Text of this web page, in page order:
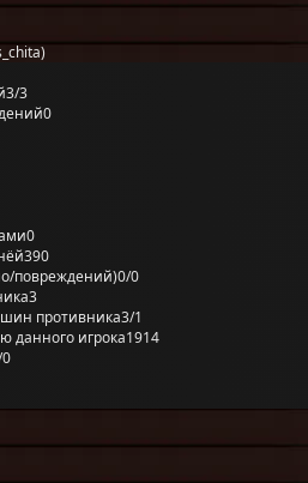
3/3
0
0
390
повреждений)0/0
3
противника3/1
данного игрока1914